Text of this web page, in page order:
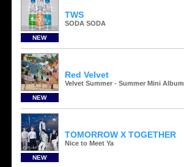
NEW
TWS
SODA SODA
NEW
Red Velvet
Velvet Summer - Summer Mini Album
NEW
TOMORROW X TOGETHER
Nice to Meet Ya